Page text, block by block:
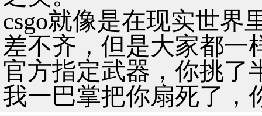
csgo就像是在现实世界
差不齐，但是大家都一
官方指定武器，你挑了
我一巴掌把你扇死了，